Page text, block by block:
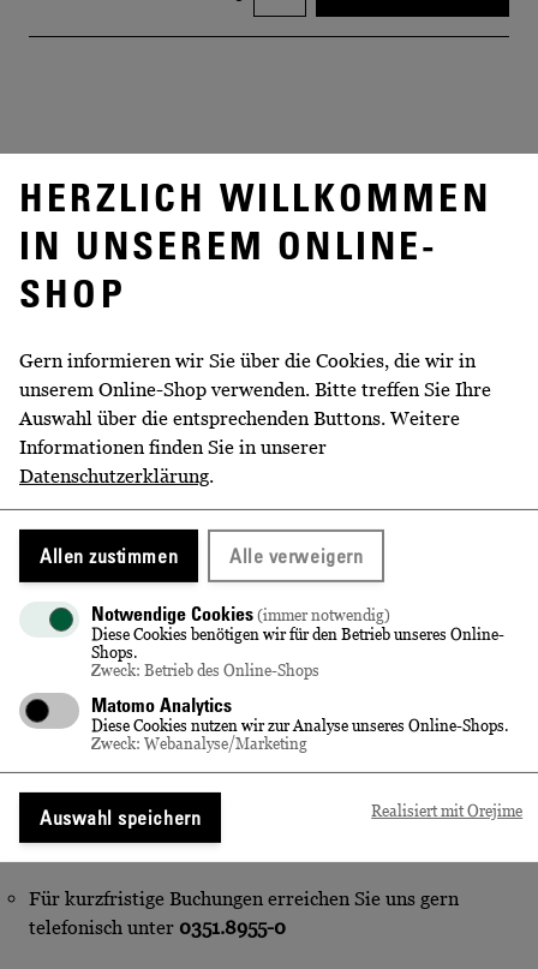
HERZLICH WILLKOMMEN
IN UNSEREM ONLINE-
SHOP
Gern informieren wir Sie über die Cookies, die wir in
unserem Online-Shop verwenden. Bitte treffen Sie Ihre
Auswahl über die entsprechenden Buttons. Weitere
Informationen finden Sie in unserer
Datenschutzerklärung
Allen zustimmen Alle verweigern
Notwendige Cookies (immer notwendig)
Diese Cookies benötigen wir für den Betrieb unseres Online-
Shops.
Zweck: Betrieb des Online-Shops
Matomo Analytics
Diese Cookies nutzen wir zur Analyse unseres Online-Shops.
Zweck: Webanalyse/Marketing
Auswahl speichern Realisiert mit Orejime
BESCHREIBUNG
Führungen durch unsere Manufaktur leider nicht
teilnehmen können. In unserer barocken Anlage sind
sie jedoch herzlich willkommen.
Anreiseempfehlung
S 1 bis Bahnhof Radebeul-Kötzschenbroda, danach
Richtung Meißen ca. 15 Minuten Fußweg
Linie 4 (Richtung Radebeul) bis zur Haltestelle
Radebeul West (Flemmingstraße), danach Richtung
Meißen weiter ca. 5 Minuten Fußweg
Linie 4 (Richtung Weinböhla) bis zur Haltestelle
Bei Anreise mit dem PKW stehen kostenlose Parkplätze
zur Verfügung.
Für kurzfristige Buchungen erreichen Sie uns gern
telefonisch unter 0351.8955-0